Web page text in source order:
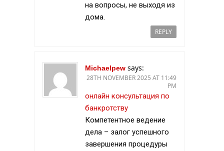
на вопросы, не выходя из
дома.
REPLY
Michaelpew says:
28TH NOVEMBER 2025 AT 11:49
PM
онлайн консультация по
банкротству
Компетентное ведение
дела – залог успешного
завершения процедуры